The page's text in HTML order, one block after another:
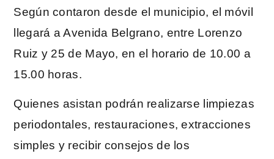
Según contaron desde el municipio, el móvil
llegará a Avenida Belgrano, entre Lorenzo
Ruiz y 25 de Mayo, en el horario de 10.00 a
15.00 horas.
Quienes asistan podrán realizarse limpiezas
periodontales, restauraciones, extracciones
simples y recibir consejos de los